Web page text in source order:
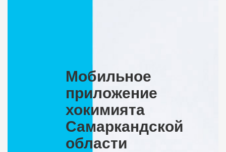
Мобильное
приложение
хокимията
Самаркандской
области